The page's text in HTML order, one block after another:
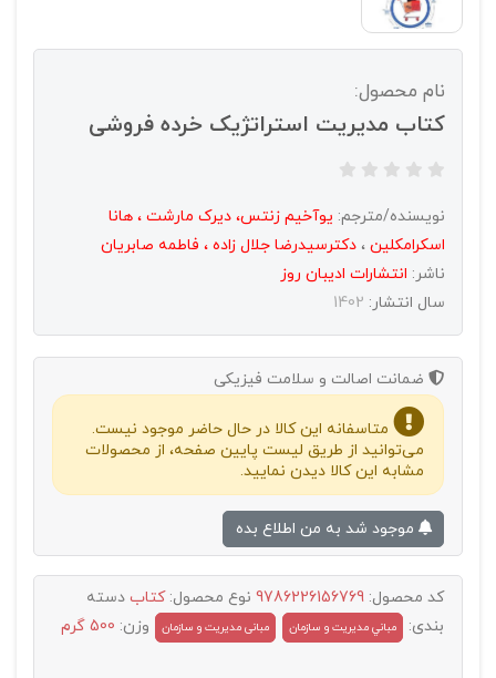
نام محصول:
کتاب مدیریت استراتژیک خرده فروشی
نویسنده/مترجم: یوآخیم زنتس، دیرک مارشت ، هانا
اسکرامکلین ، دکترسیدرضا جلال زاده ، فاطمه صابریان
ناشر: انتشارات اديبان روز
سال انتشار: 1402
ضمانت اصالت و سلامت فیزیکی
متاسفانه این کالا در حال حاضر موجود نیست.
می‌توانید از طریق لیست پایین صفحه، از محصولات
مشابه این کالا دیدن نمایید.
کد محصول: 9786226156769 نوع محصول:کتاب دسته
بندی:
مباني مديريت و سازمان مبانی مدیریت و سازمان وزن: 500 گرم